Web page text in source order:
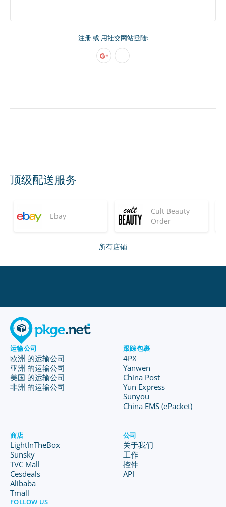
注册或 用社交网站登陆:
顶级配送服务
Ebay
Cult Beauty
Order
所有店铺
运输公司
欧洲 的运输公司
亚洲 的运输公司
美国 的运输公司
非洲 的运输公司
跟踪包裹
4PX
Yanwen
China Post
Yun Express
Sunyou
China EMS (ePacket)
商店
LightInTheBox
Sunsky
TVC Mall
Cesdeals
Alibaba
Tmall
公司
关于我们
工作
控件
API
FOLLOW US